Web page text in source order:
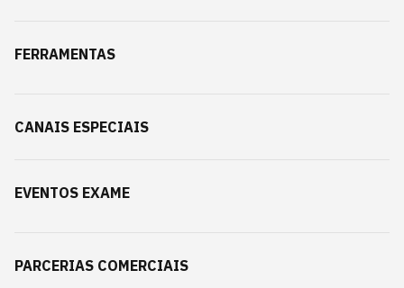
FERRAMENTAS
CANAIS ESPECIAIS
EVENTOS EXAME
PARCERIAS COMERCIAIS